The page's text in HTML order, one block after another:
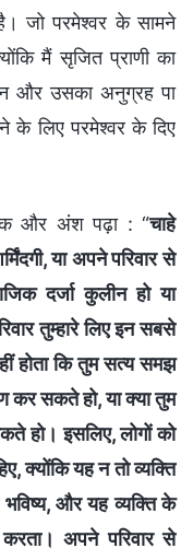
जो परमेश्वर के सामने
मैं सृजित प्राणी का
और उसका अनुग्रह पा
के लिए परमेश्वर के दिए
और अंश पढ़ा : “चाहे
या अपने परिवार से
दर्जा कुलीन हो या
तुम्हारे लिए इन सबसे
होता कि तुम सत्य समझ
कर सकते हो, या क्या तुम
हो। इसलिए, लोगों को
क्योंकि यह न तो व्यक्ति
और यह व्यक्ति के
अपने परिवार से